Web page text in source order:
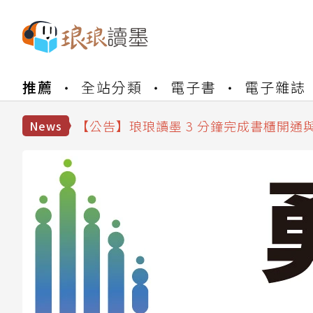
推薦 全站分類 電子書 電子雜誌
News
【公告】琅琅讀墨數位閱讀資產合併與
【公告】琅琅讀墨書櫃開通常見問題
【公告】琅琅讀墨 3 分鐘完成書櫃開